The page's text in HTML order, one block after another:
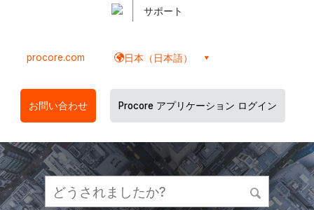
サポート
procore.com 日本（日本語）
お問い合わせ Procore アプリケーション ログイン